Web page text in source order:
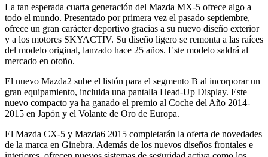
La tan esperada cuarta generación del Mazda MX-5 ofrece algo a
todo el mundo. Presentado por primera vez el pasado septiembre,
ofrece un gran carácter deportivo gracias a su nuevo diseño exterior
y a los motores SKYACTIV. Su diseño ligero se remonta a las raíces
del modelo original, lanzado hace 25 años. Este modelo saldrá al
mercado en otoño.
El nuevo Mazda2 sube el listón para el segmento B al incorporar un
gran equipamiento, incluida una pantalla Head-Up Display. Este
nuevo compacto ya ha ganado el premio al Coche del Año 2014-
2015 en Japón y el Volante de Oro de Europa.
El Mazda CX-5 y Mazda6 2015 completarán la oferta de novedades
de la marca en Ginebra. Además de los nuevos diseños frontales e